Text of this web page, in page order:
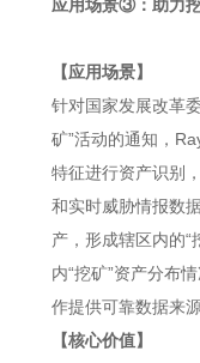
应用场景③：助力
【应用场景】
针对国家发展改革
矿”活动的通知，
特征进行资产识别
和实时威胁情报数
产，形成辖区内的“
内“挖矿”资产分布
作提供可靠数据来
【核心价值】